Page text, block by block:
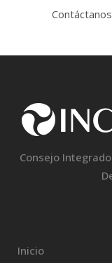
Contáctanos
Consejo
Inicio